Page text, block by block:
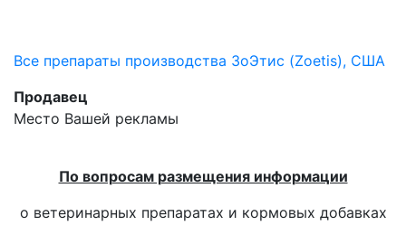
Все препараты производства ЗоЭтис (Zoetis), США
Продавец
Место Вашей рекламы
По вопросам размещения информации
о ветеринарных препаратах и кормовых добавках